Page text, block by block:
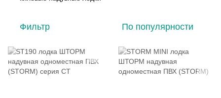
Фильтр По популярности